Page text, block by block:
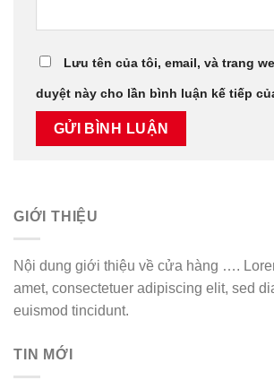
Lưu tên của tôi, email, và trang
duyệt này cho lần bình luận kế tiếp
GIỚI THIỆU
Nội dung giới thiệu về cửa hàng ….
amet, consectetuer adipiscing elit, sed
euismod tincidunt.
TIN MỚI